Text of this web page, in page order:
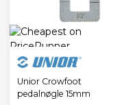
Unior Crowfoot
pedalnøgle 15mm